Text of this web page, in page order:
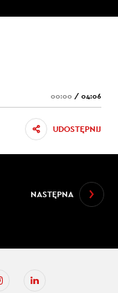
00:00 / 04:06
UDOSTĘPNIJ
NASTĘPNA